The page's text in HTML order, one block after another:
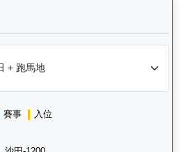
（H302）— 路程統計分析：查看香港